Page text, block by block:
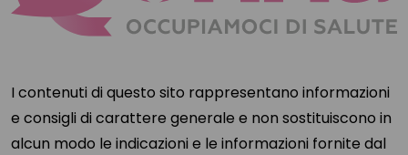
I contenuti di questo sito rappresentano informazioni
e consigli di carattere generale e non sostituiscono in
alcun modo le indicazioni e le informazioni fornite dal